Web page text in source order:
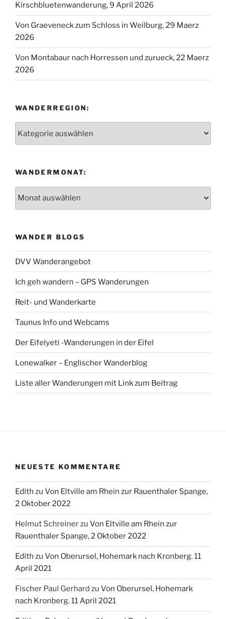
Kirschbluetenwanderung, 9 April 2026
Von Graeveneck zum Schloss in Weilburg, 29 Maerz
2026
Von Montabaur nach Horressen und zurueck, 22 Maerz
2026
WANDERREGION:
WANDERMONAT:
WANDER BLOGS
DVV Wanderangebot
Ich geh wandern – GPS Wanderungen
Reit- und Wanderkarte
Taunus Info und Webcams
Der Eifelyeti -Wanderungen in der Eifel
Lonewalker – Englischer Wanderblog
Liste aller Wanderungen mit Link zum Beitrag
NEUESTE KOMMENTARE
Edith zu Von Eltville am Rhein zur Rauenthaler Spange,
2 Oktober 2022
Helmut Schreinerzu Von Eltville am Rhein zur
Rauenthaler Spange, 2 Oktober 2022
Edith zu Von Oberursel, Hohemark nach Kronberg. 11
April 2021
Fischer Paul Gerhard zu Von Oberursel, Hohemark
nach Kronberg. 11 April 2021